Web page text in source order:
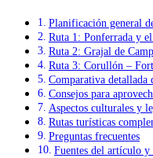
Planificación general
Ruta 1: Ponferrada y
Ruta 2: Grajal de
Ruta 3: Corullón –
Comparativa detallada
Consejos para
Aspectos culturales y
Rutas turísticas
Preguntas frecuentes
Fuentes del artículo y